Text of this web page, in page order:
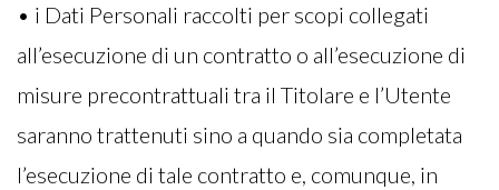
• i Dati Personali raccolti per scopi collegati
all’esecuzione di un contratto o all’esecuzione di
misure precontrattuali tra il Titolare e l’Utente
saranno trattenuti sino a quando sia completata
l’esecuzione di tale contratto e, comunque, in